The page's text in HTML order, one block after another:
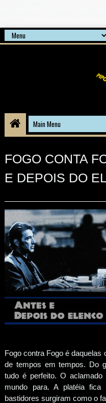
FOGO CONTA
E DEPOIS DO
Fogo contra Fogo é
de tempos em tempos. Do
tudo é perfeito. O
mundo para. A platéia fica
bastidores surgiram como o